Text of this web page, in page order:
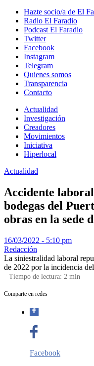
Hazte socio/a de El
Radio El Faradio
Podcast El Faradio
Twitter
Facebook
Instagram
Telegram
Quienes somos
Transparencia
Contacto
Actualidad
Investigación
Creadores
Movimientos
Iniciativa
Hiperlocal
Actualidad
Accidente
bodegas del
obras en la sede
16/03/2022 - 5:10 pm
Redacción
La siniestralidad laboral
de 2022 por la incidencia
Tiempo de lectura: 2 min
Comparte en redes
Facebook